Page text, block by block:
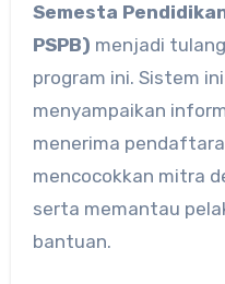
Semesta
PSPB) menjadi
program ini. Sistem
menyampaikan
menerima
mencocokkan mitra
serta memantau
bantuan.